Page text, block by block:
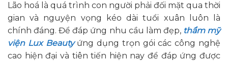
Lão hoá là quá trình con người phải đối mặt qua thời
gian và nguyện vọng kéo dài tuổi xuân luôn là
chính đáng. Để đáp ứng nhu cầu làm đẹp, thẩm mỹ
viện Lux Beautyứng dụng trọn gói các công nghệ
cao hiện đại và tiên tiến hiện nay để đáp ứng được